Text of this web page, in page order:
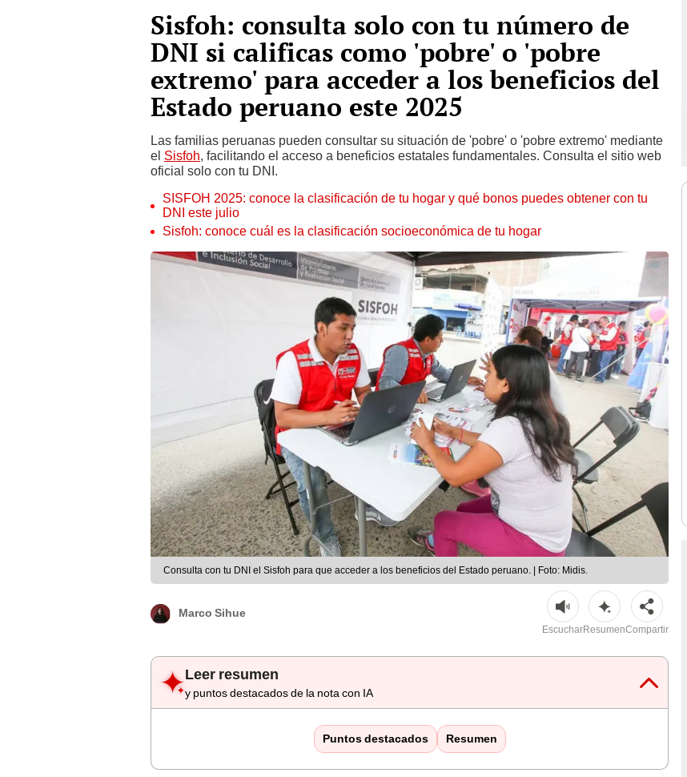
Sisfoh: consulta solo con tu número de
DNI si calificas como 'pobre' o 'pobre
extremo' para acceder a los beneficios del
Estado peruano este 2025
Las familias peruanas pueden consultar su situación de 'pobre' o 'pobre extremo' mediante
el Sisfoh, facilitando el acceso a beneficios estatales fundamentales. Consulta el sitio web
oficial solo con tu DNI.
SISFOH 2025: conoce la clasificación de tu hogar y qué bonos puedes obtener con tu
DNI este julio
Sisfoh: conoce cuál es la clasificación socioeconómica de tu hogar
Consulta con tu DNI el Sisfoh para que acceder a los beneficios del Estado peruano. | Foto: Midis.
Marco Sihue
EscucharResumenCompartir
Leer resumen
y puntos destacados de la nota con IA
Puntos destacados Resumen